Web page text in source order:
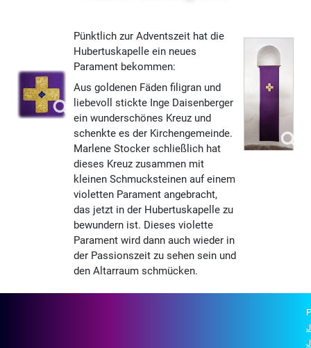
Pünktlich zur Adventszeit hat die
Hubertuskapelle ein neues
Parament bekommen:
Aus goldenen Fäden filigran und
liebevoll stickte Inge Daisenberger
ein wunderschönes Kreuz und
schenkte es der Kirchengemeinde.
Marlene Stocker schließlich hat
dieses Kreuz zusammen mit
kleinen Schmucksteinen auf einem
violetten Parament angebracht,
das jetzt in der Hubertuskapelle zu
bewundern ist. Dieses violette
Parament wird dann auch wieder in
der Passionszeit zu sehen sein und
den Altarraum schmücken.